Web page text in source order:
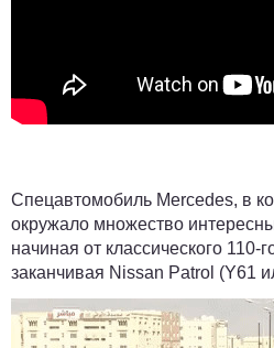
Спецавтомобиль Mercedes, в
окружало множество
начиная от классического 110-
заканчивая Nissan Patrol (Y61